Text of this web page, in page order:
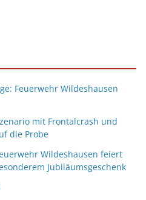
Feuerwehr Wildeshausen
mit Frontalcrash und
die Probe
Wildeshausen feiert
Jubiläumsgeschenk